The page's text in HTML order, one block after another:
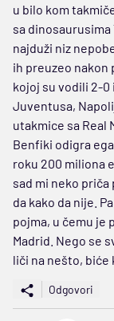
u bilo kom
sa dinosaurusima
najduži niz
ih preuzeo nakon
kojoj su vodili 2-0
Juventusa,
utakmice sa Real
Benfiki odigra
roku 200 miliona
sad mi neko
da kako da nije.
pojma, u čemu je
Madrid. Nego se
liči na nešto, biće
Odgovori